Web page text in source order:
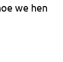
we hen